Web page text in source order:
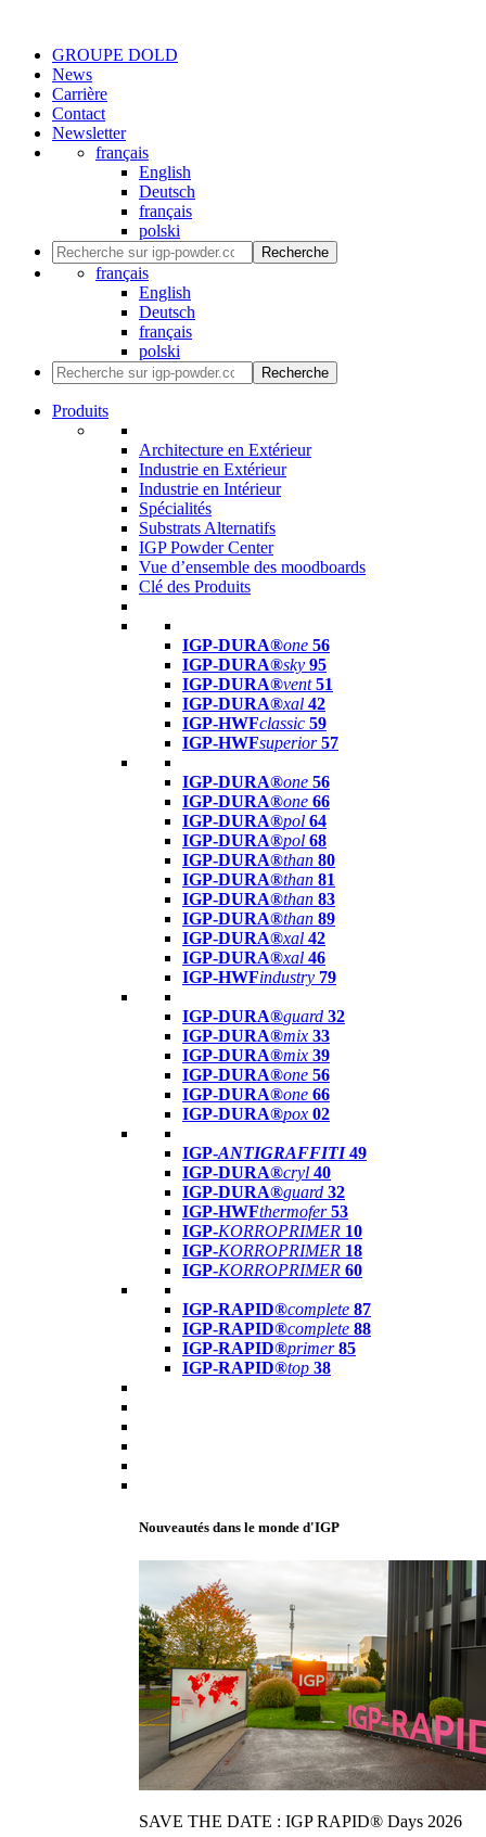
GROUPE DOLD
News
Carrière
Contact
Newsletter
français
English
Deutsch
français
polski
Recherche
français
English
Deutsch
français
polski
Recherche
Produits
Architecture en Extérieur
Industrie en Extérieur
Industrie en Intérieur
Spécialités
Substrats Alternatifs
IGP Powder Center
Vue d’ensemble des moodboards
Clé des Produits
IGP-DURA®one 56
IGP-DURA®sky 95
IGP-DURA®vent 51
IGP-DURA®xal 42
IGP-HWFclassic 59
IGP-HWFsuperior 57
IGP-DURA®one 56
IGP-DURA®one 66
IGP-DURA®pol 64
IGP-DURA®pol 68
IGP-DURA®than 80
IGP-DURA®than 81
IGP-DURA®than 83
IGP-DURA®than 89
IGP-DURA®xal 42
IGP-DURA®xal 46
IGP-HWFindustry 79
IGP-DURA®guard 32
IGP-DURA®mix 33
IGP-DURA®mix 39
IGP-DURA®one 56
IGP-DURA®one 66
IGP-DURA®pox 02
IGP-ANTIGRAFFITI49
IGP-DURA®cryl 40
IGP-DURA®guard 32
IGP-HWFthermofer 53
IGP-KORROPRIMER 10
IGP-KORROPRIMER 18
IGP-KORROPRIMER 60
IGP-RAPID®complete 87
IGP-RAPID®complete 88
IGP-RAPID®primer 85
IGP-RAPID®top 38
Nouveautés dans le monde d'IGP
SAVE THE DATE : IGP RAPID® Days 2026